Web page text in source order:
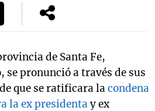
de Santa Fe,
pronunció a través de sus
que se ratificara lacondena
la ex presidentay ex
Cadena 3